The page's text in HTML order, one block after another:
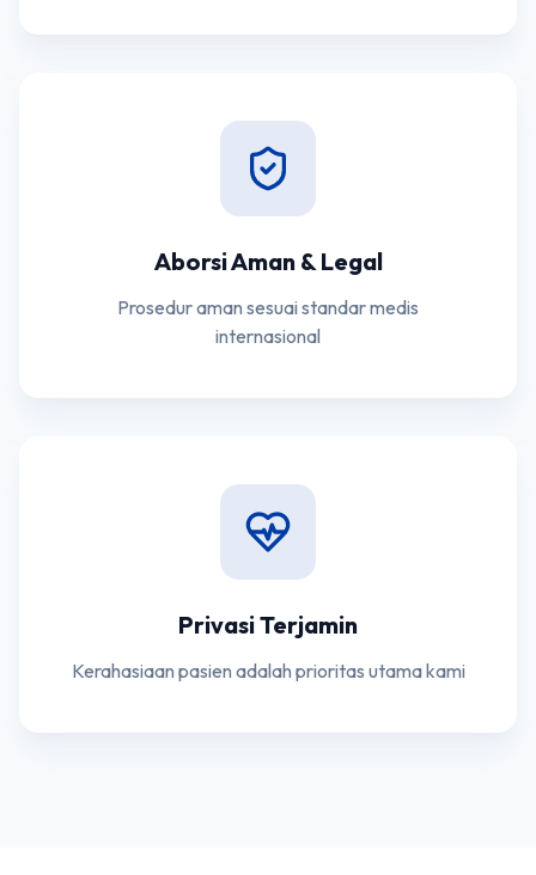
Aborsi Aman & Legal
Prosedur aman sesuai standar medis
internasional
Privasi Terjamin
Kerahasiaan pasien adalah prioritas utama kami